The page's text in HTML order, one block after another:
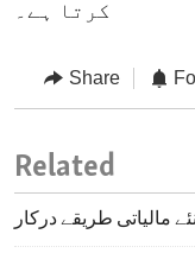
کرتا ہے۔
Share
Related
مالیاتی طریقے درکار